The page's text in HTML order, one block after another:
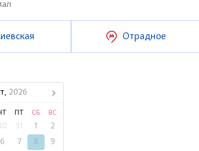
Отрадное
2026
ПТ СБ ВС
31 1
2
6 7 8
9